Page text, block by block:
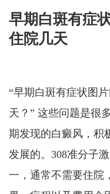
早期白斑有症
住院几天
“早期白斑有症状图
天？” 这些问题是很
期发现的白癜风，积
发展的。308准分子
一，通常不需要住院